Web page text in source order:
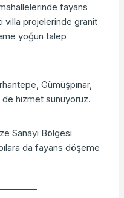
fayans
villa projelerinde granit
yoğun talep
Gümüşpınar,
de hizmet sunuyoruz.
Sanayi Bölgesi
da fayans döşeme